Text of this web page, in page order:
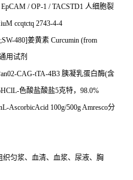
EpCAM / OP-1 / TACSTD1 人细胞裂
ccqtctq 2743-4-4
480]姜黄素 Curcumin (from
用试剂
CAG-tTA-4B3 胰凝乳蛋白酶(含
色酸盐酸盐5克特， 98.0%
AscorbicAcid 100g/500g Amresco分
匀浆、血清、血浆、尿液、胸